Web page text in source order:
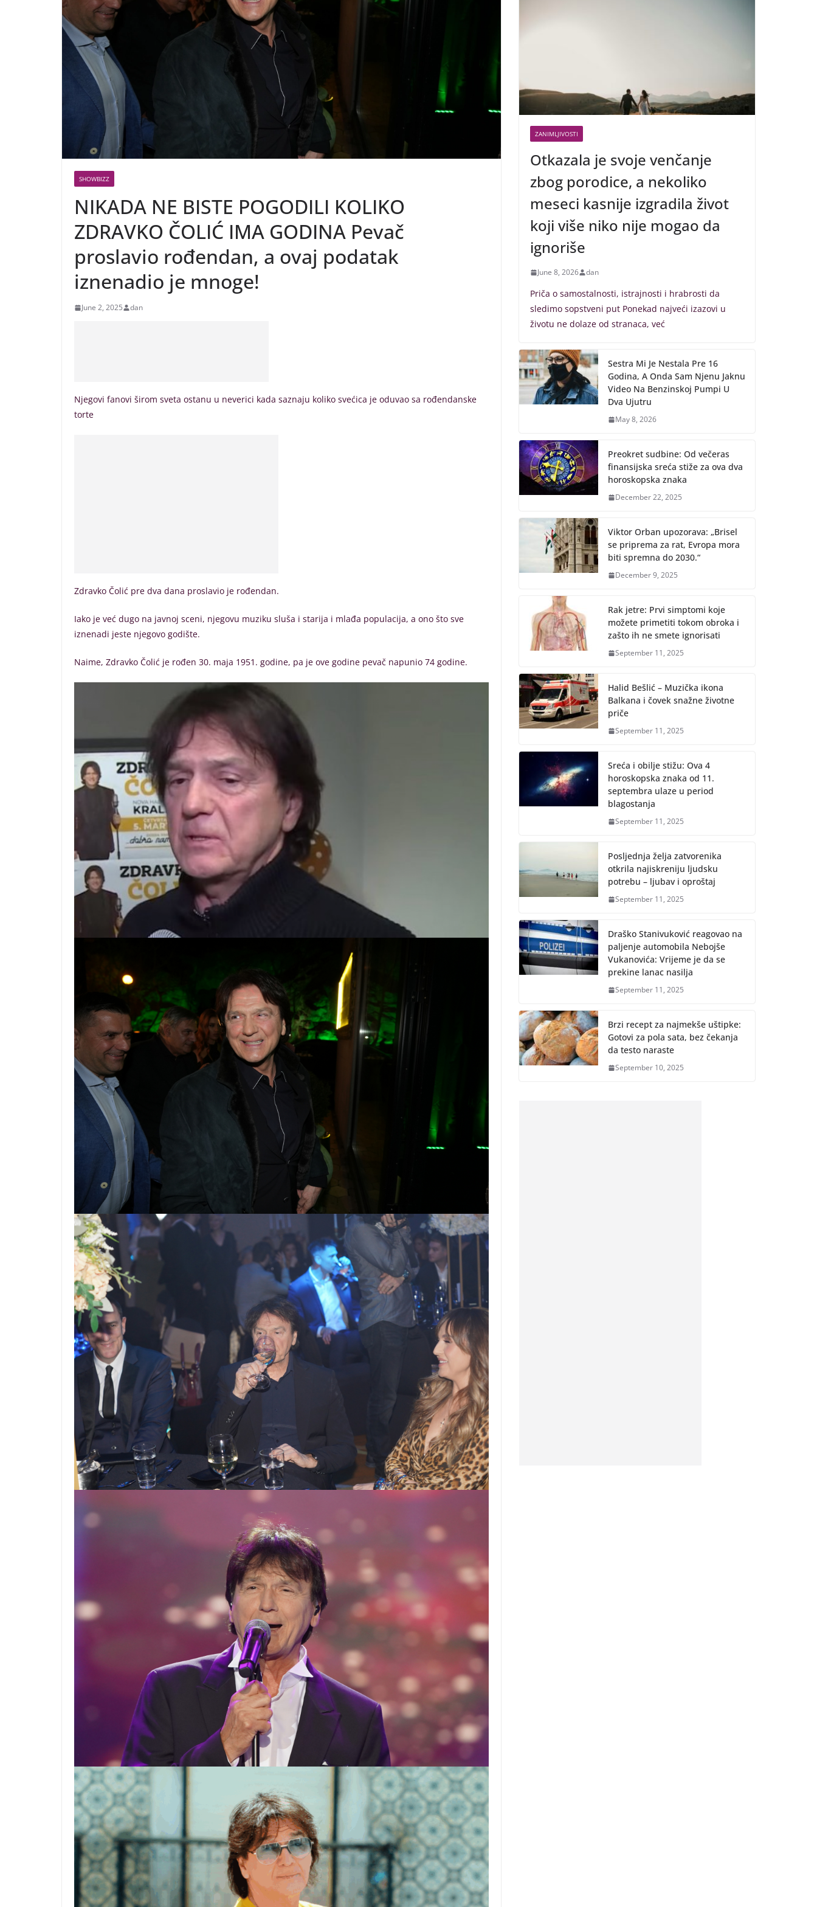
SHOWBIZZ
NIKADA NE BISTE POGODILI KOLIKO
ZDRAVKO ČOLIĆ IMA GODINA Pevač
proslavio rođendan, a ovaj podatak
iznenadio je mnoge!
June 2, 2025 dan
Njegovi fanovi širom sveta ostanu u neverici kada saznaju koliko svećica je oduvao sa rođendanske
torte
Zdravko Čolić pre dva dana proslavio je rođendan.
Iako je već dugo na javnoj sceni, njegovu muziku sluša i starija i mlađa populacija, a ono što sve
iznenadi jeste njegovo godište.
Naime, Zdravko Čolić je rođen 30. maja 1951. godine, pa je ove godine pevač napunio 74 godine.
ZANIMLJIVOSTI
Otkazala je svoje venčanje
zbog porodice, a nekoliko
meseci kasnije izgradila život
koji više niko nije mogao da
ignoriše
June 8, 2026 dan
Priča o samostalnosti, istrajnosti i hrabrosti da
sledimo sopstveni put Ponekad najveći izazovi u
životu ne dolaze od stranaca, već
Sestra Mi Je Nestala Pre 16
Godina, A Onda Sam Njenu Jaknu
Video Na Benzinskoj Pumpi U
Dva Ujutru
May 8, 2026
Preokret sudbine: Od večeras
finansijska sreća stiže za ova dva
horoskopska znaka
December 22, 2025
Viktor Orban upozorava: „Brisel
se priprema za rat, Evropa mora
biti spremna do 2030.“
December 9, 2025
Rak jetre: Prvi simptomi koje
možete primetiti tokom obroka i
zašto ih ne smete ignorisati
September 11, 2025
Halid Bešlić – Muzička ikona
Balkana i čovek snažne životne
priče
September 11, 2025
Sreća i obilje stižu: Ova 4
horoskopska znaka od 11.
septembra ulaze u period
blagostanja
September 11, 2025
Posljednja želja zatvorenika
otkrila najiskreniju ljudsku
potrebu – ljubav i oproštaj
September 11, 2025
Draško Stanivuković reagovao na
paljenje automobila Nebojše
Vukanovića: Vrijeme je da se
prekine lanac nasilja
September 11, 2025
Brzi recept za najmekše uštipke:
Gotovi za pola sata, bez čekanja
da testo naraste
September 10, 2025